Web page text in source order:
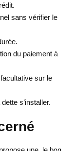
sans vérifier le
du paiement à
sur le
s’installer.